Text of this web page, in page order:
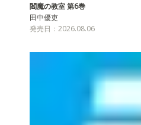
閻魔の教室 第6巻
田中優吏
発売日：2026.08.06